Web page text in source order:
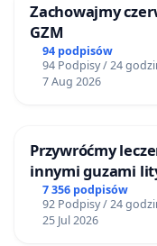
Zachowajmy
GZM
94 podpisów
94 Podpisy / 24
7 Aug 2026
Przywróćmy
innymi guzami
Centrum
7 356 podpisów
92 Podpisy / 24
25 Jul 2026